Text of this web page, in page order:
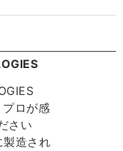
ロが感
さい
造され